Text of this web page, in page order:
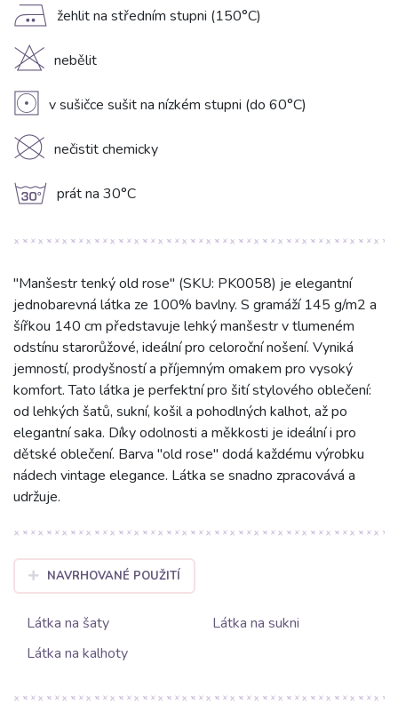
E žehlit na středním stupni (150°C)
H nebělit
V v sušičce sušit na nízkém stupni (do 60°C)
K nečistit chemicky
g prát na 30°C
"Manšestr tenký old rose" (SKU: PK0058) je elegantní
jednobarevná látka ze 100% bavlny. S gramáží 145 g/m2 a
šířkou 140 cm představuje lehký manšestr v tlumeném
odstínu starorůžové, ideální pro celoroční nošení. Vyniká
jemností, prodyšností a příjemným omakem pro vysoký
komfort. Tato látka je perfektní pro šití stylového oblečení:
od lehkých šatů, sukní, košil a pohodlných kalhot, až po
elegantní saka. Díky odolnosti a měkkosti je ideální i pro
dětské oblečení. Barva "old rose" dodá každému výrobku
nádech vintage elegance. Látka se snadno zpracovává a
udržuje.
NAVRHOVANÉ POUŽITÍ
Látka na šaty
Látka na sukni
Látka na kalhoty